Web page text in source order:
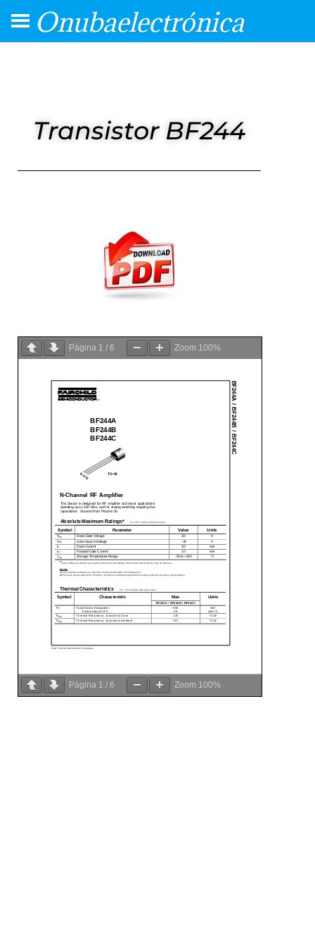
Onubaelectrónica
Transistor BF244
Página 1 / 6 Zoom 100%
Página 1 / 6 Zoom 100%